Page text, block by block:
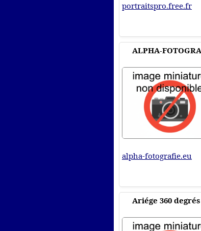
portraitspro.free.fr
ALPHA-
alpha-fotografie.eu
Ariége 360 degrés